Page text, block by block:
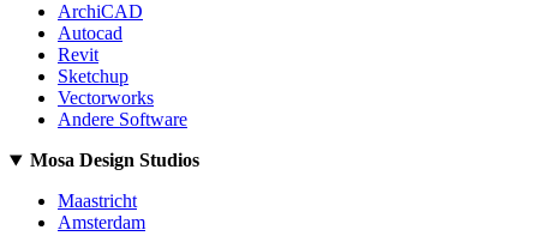
ArchiCAD
Autocad
Revit
Sketchup
Vectorworks
Andere Software
Mosa Design Studios
Maastricht
Amsterdam